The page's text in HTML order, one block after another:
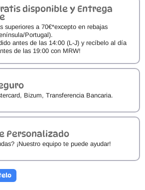
disponible y Entrega
superiores a 70€*excepto en rebajas
Portugal).
antes de las 14:00 (L-J) y recíbelo al día
de las 19:00 con MRW!
Bizum, Transferencia Bancaria.
Personalizado
¡Nuestro equipo te puede ayudar!